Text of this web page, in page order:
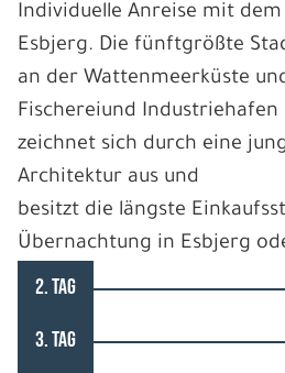
Individuelle Anreise mit dem
Esbjerg. Die fünftgrößte
an der Wattenmeerküste
Fischereiund Industriehafen
zeichnet sich durch eine
Architektur aus und
besitzt die längste
Übernachtung in Esbjerg
2. TAG
3. TAG